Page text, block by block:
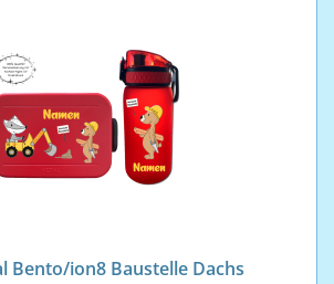
Bento/ion8 Baustelle Dachs